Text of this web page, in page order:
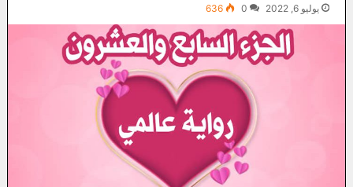
يوليو 6, 2022 0
636